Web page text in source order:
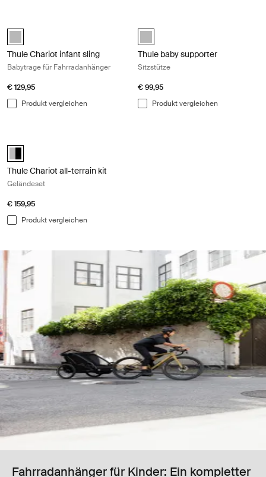
Thule Chariot infant sling Hellgrau (selected)
Thule Chariot infant sling
Babytrage für Fahrradanhänger
€ 129,95
Produkt vergleichen
Thule baby supporter Hellgrau
Thule baby supporter
Sitzstütze
€ 99,95
Produkt vergleichen
Alu-Black (selected)
Thule Chariot all-terrain kit
Geländeset
€ 159,95
Produkt vergleichen
Fahrradanhänger für Kinder: Ein kompletter